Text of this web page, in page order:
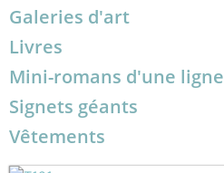
Galeries d'art
Livres
Mini-romans d'une ligne
Signets géants
Vêtements